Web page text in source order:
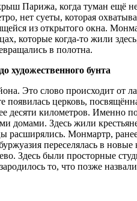
Парижа, когда туман
нет суеты, которая
из открытого окна.
которые когда-то жили
в полотна.
художественного бунта
Это слово происходит от
появилась церковь,
десяти километров. Именно
домами. Здесь жили
расширялись. Монмартр,
переселялась в
Здесь были просторные
то, что позже